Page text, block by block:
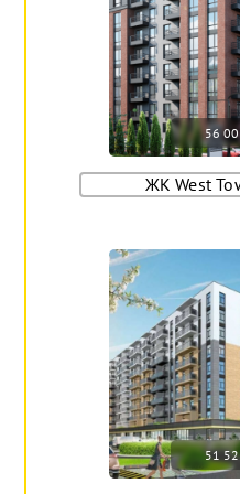
56
ЖК West
51